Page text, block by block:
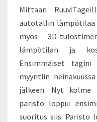
Mittaan
autotallin lämpötilaa
myös 3D-
lämpötilan ja
Ensimmäiset
myyntiin
jälkeen. Nyt kolme
paristo loppui
suoritus siis. Paristo